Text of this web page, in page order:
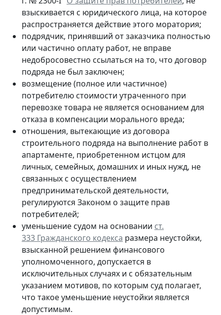
взыскивается с юридического лица, на которое
распространяется действие этого моратория;
подрядчик, принявший от заказчика полностью
или частично оплату работ, не вправе
недобросовестно ссылаться на то, что договор
подряда не был заключен;
возмещение (полное или частичное)
потребителю стоимости утраченного при
перевозке товара не является основанием для
отказа в компенсации морального вреда;
отношения, вытекающие из договора
строительного подряда на выполнение работ в
апартаменте, приобретенном истцом для
личных, семейных, домашних и иных нужд, не
связанных с осуществлением
предпринимательской деятельности,
регулируются Законом о защите прав
потребителей;
уменьшение судом на основании ст.
333 Гражданского кодекса размера неустойки,
взысканной решением финансового
уполномоченного, допускается в
исключительных случаях и с обязательным
указанием мотивов, по которым суд полагает,
что такое уменьшение неустойки является
допустимым.